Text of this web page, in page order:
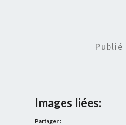
Publié
Images liées:
Partager :